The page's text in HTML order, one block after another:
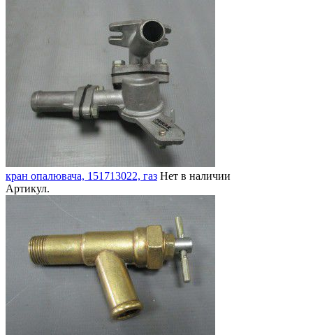
кран опалювача, 151713022, газ Нет в наличии
Артикул.